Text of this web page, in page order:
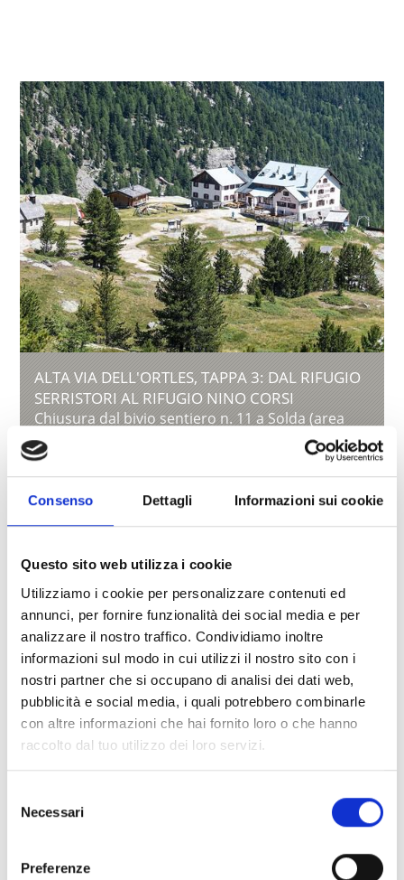
Consenso Dettagli Informazioni sui cookie
Questo sito web utilizza i cookie
Utilizziamo i cookie per personalizzare contenuti ed
annunci, per fornire funzionalità dei social media e per
analizzare il nostro traffico. Condividiamo inoltre
informazioni sul modo in cui utilizzi il nostro sito con i
nostri partner che si occupano di analisi dei dati web,
pubblicità e social media, i quali potrebbero combinarle
con altre informazioni che hai fornito loro o che hanno
raccolto dal tuo utilizzo dei loro servizi.
delNecessari
Preferenze
ALTA VIA DELL'ORTLES, TAPPA 3: DAL RIFUGIO
SERRISTORI AL RIFUGIO NINO CORSI
Chiusura dal bivio sentiero n. 11 a Solda (area
"Rosimböden") fino al "Passo del Beltovo" fino a
revoca.
913 hm
14 km
Saperne di più